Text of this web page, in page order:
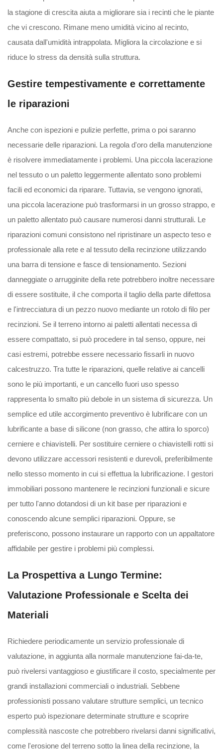
la stagione di crescita aiuta a migliorare sia i recinti che le piante
che vi crescono. Rimane meno umidità vicino al recinto,
causata dall'umidità intrappolata. Migliora la circolazione e si
riduce lo stress da densità sulla struttura.
Gestire tempestivamente e correttamente
le riparazioni
Anche con ispezioni e pulizie perfette, prima o poi saranno
necessarie delle riparazioni. La regola d'oro della manutenzione
è risolvere immediatamente i problemi. Una piccola lacerazione
nel tessuto o un paletto leggermente allentato sono problemi
facili ed economici da riparare. Tuttavia, se vengono ignorati,
una piccola lacerazione può trasformarsi in un grosso strappo, e
un paletto allentato può causare numerosi danni strutturali. Le
riparazioni comuni consistono nel ripristinare un aspecto teso e
professionale alla rete e al tessuto della recinzione utilizzando
una barra di tensione e fasce di tensionamento. Sezioni
danneggiate o arrugginite della rete potrebbero inoltre necessare
di essere sostituite, il che comporta il taglio della parte difettosa
e l'intrecciatura di un pezzo nuovo mediante un rotolo di filo per
recinzioni. Se il terreno intorno ai paletti allentati necessa di
essere compattato, si può procedere in tal senso, oppure, nei
casi estremi, potrebbe essere necessario fissarli in nuovo
calcestruzzo. Tra tutte le riparazioni, quelle relative ai cancelli
sono le più importanti, e un cancello fuori uso spesso
rappresenta lo smalto più debole in un sistema di sicurezza. Un
semplice ed utile accorgimento preventivo è lubrificare con un
lubrificante a base di silicone (non grasso, che attira lo sporco)
cerniere e chiavistelli. Per sostituire cerniere o chiavistelli rotti si
devono utilizzare accessori resistenti e durevoli, preferibilmente
nello stesso momento in cui si effettua la lubrificazione. I gestori
immobiliari possono mantenere le recinzioni funzionali e sicure
per tutto l'anno dotandosi di un kit base per riparazioni e
conoscendo alcune semplici riparazioni. Oppure, se
preferiscono, possono instaurare un rapporto con un appaltatore
affidabile per gestire i problemi più complessi.
La Prospettiva a Lungo Termine:
Valutazione Professionale e Scelta dei
Materiali
Richiedere periodicamente un servizio professionale di
valutazione, in aggiunta alla normale manutenzione fai-da-te,
può rivelersi vantaggioso e giustificare il costo, specialmente per
grandi installazioni commerciali o industriali. Sebbene
professionisti possano valutare strutture semplici, un tecnico
esperto può ispezionare determinate strutture e scoprire
complessità nascoste che potrebbero rivelarsi danni significativi,
come l'erosione del terreno sotto la linea della recinzione, la